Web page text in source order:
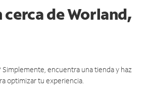
deWorland,
Simplemente, encuentra una tienda y haz
optimizar tu experiencia.